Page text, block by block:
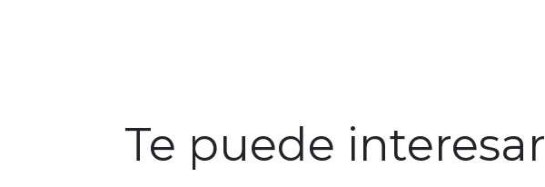
Te puede interesar